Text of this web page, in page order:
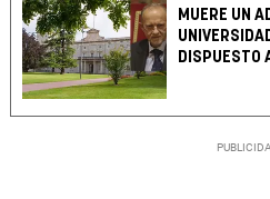
MUERE UN
DISPUESTO